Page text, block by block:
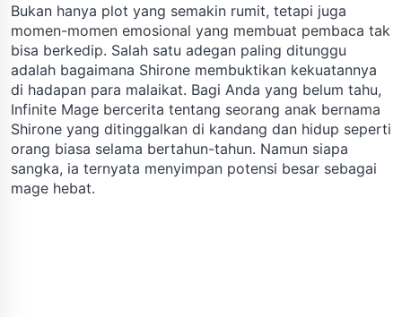
Bukan hanya plot yang semakin rumit, tetapi juga
momen-momen emosional yang membuat pembaca tak
bisa berkedip. Salah satu adegan paling ditunggu
adalah bagaimana Shirone membuktikan kekuatannya
di hadapan para malaikat. Bagi Anda yang belum tahu,
Infinite Mage bercerita tentang seorang anak bernama
Shirone yang ditinggalkan di kandang dan hidup seperti
orang biasa selama bertahun-tahun. Namun siapa
sangka, ia ternyata menyimpan potensi besar sebagai
mage hebat.